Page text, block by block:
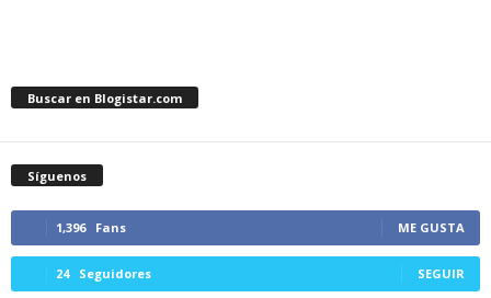
Buscar en Blogistar.com
Síguenos
1,396 Fans ME GUSTA
24 Seguidores SEGUIR